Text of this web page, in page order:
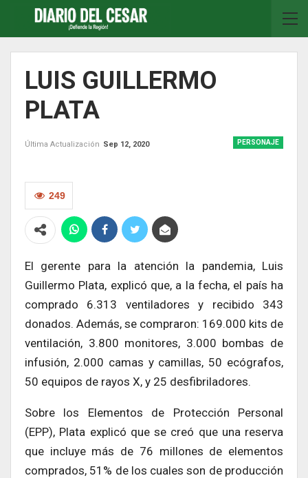
LUIS GUILLERMO
PLATA
PERSONAJE
Última Actualización Sep 12, 2020
249
El gerente para la atención la pandemia, Luis
Guillermo Plata, explicó que, a la fecha, el país ha
comprado 6.313 ventiladores y recibido 343
donados. Además, se compraron: 169.000 kits de
ventilación, 3.800 monitores, 3.000 bombas de
infusión, 2.000 camas y camillas, 50 ecógrafos,
50 equipos de rayos X, y 25 desfibriladores.
Sobre los Elementos de Protección Personal
(EPP), Plata explicó que se creó que una reserva
que incluye más de 76 millones de elementos
comprados, 51% de los cuales son de producción